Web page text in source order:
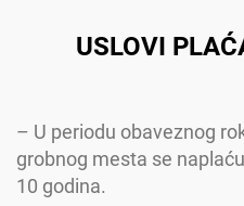
USLOVI
– U periodu obaveznog
grobnog mesta se
10 godina.